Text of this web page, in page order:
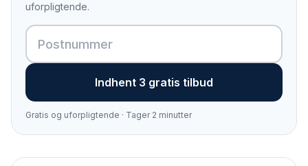
uforpligtende.
Indhent 3 gratis tilbud
Gratis og uforpligtende · Tager 2 minutter